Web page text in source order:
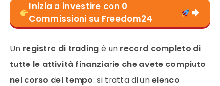
Inizia a investire con 0
Commissioni su Freedom24
Un registro di trading è un record completo di
tutte le attività finanziarie che avete compiuto
nel corso del tempo: si tratta di unelenco